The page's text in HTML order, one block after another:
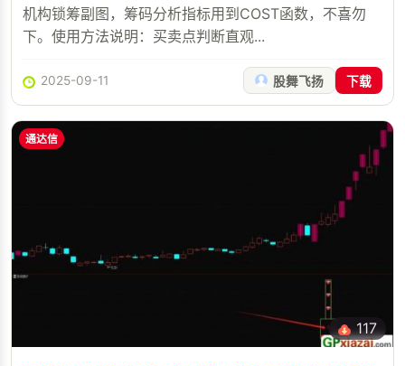
机构锁筹副图，筹码分析指标用到COST函数，不喜勿
下。使用方法说明：买卖点判断直观...
2025-09-11 股舞飞扬 下载
通达信
117